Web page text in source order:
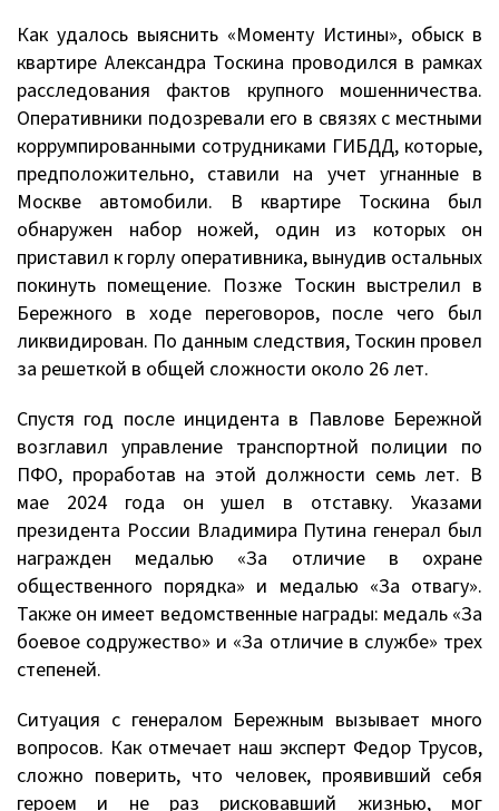
Как удалось выяснить «Моменту Истины», обыск в
квартире Александра Тоскина проводился в рамках
расследования фактов крупного мошенничества.
Оперативники подозревали его в связях с местными
коррумпированными сотрудниками ГИБДД, которые,
предположительно, ставили на учет угнанные в
Москве автомобили. В квартире Тоскина был
обнаружен набор ножей, один из которых он
приставил к горлу оперативника, вынудив остальных
покинуть помещение. Позже Тоскин выстрелил в
Бережного в ходе переговоров, после чего был
ликвидирован. По данным следствия, Тоскин провел
за решеткой в общей сложности около 26 лет.
Спустя год после инцидента в Павлове Бережной
возглавил управление транспортной полиции по
ПФО, проработав на этой должности семь лет. В
мае 2024 года он ушел в отставку. Указами
президента России Владимира Путина генерал был
награжден медалью «За отличие в охране
общественного порядка» и медалью «За отвагу».
Также он имеет ведомственные награды: медаль «За
боевое содружество» и «За отличие в службе» трех
степеней.
Ситуация с генералом Бережным вызывает много
вопросов. Как отмечает наш эксперт Федор Трусов,
сложно поверить, что человек, проявивший себя
героем и не раз рисковавший жизнью, мог